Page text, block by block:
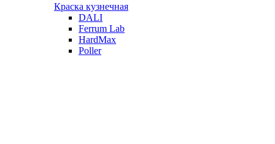
Краска кузнечная
DALI
Ferrum Lab
HardMax
Poller